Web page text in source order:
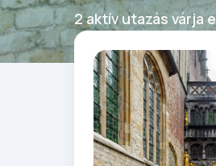
2 aktív utazás várja